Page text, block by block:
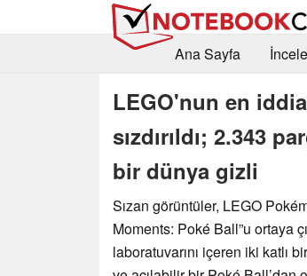
Ana Sayfa
LEGO'nun en
sızdırıldı; 2.343
bir dünya gizli
Sızan görüntüler, LEGO
Moments: Poké Ball”u ortaya
laboratuvarını içeren iki katlı